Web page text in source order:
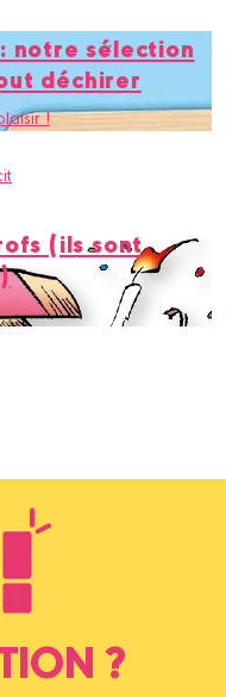
notre sélection
déchirer
!
(ils sont
?